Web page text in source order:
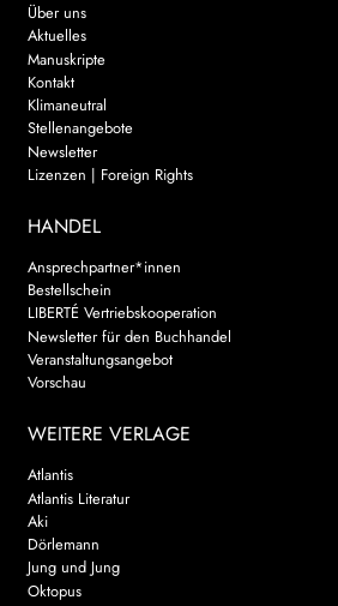
Über uns
Aktuelles
Manuskripte
Kontakt
Klimaneutral
Stellenangebote
Newsletter
Lizenzen | Foreign Rights
HANDEL
Ansprechpartner*innen
Bestellschein
LIBERTÉ Vertriebskooperation
Newsletter für den Buchhandel
Veranstaltungsangebot
Vorschau
WEITERE VERLAGE
Atlantis
Atlantis Literatur
Aki
Dörlemann
Jung und Jung
Oktopus